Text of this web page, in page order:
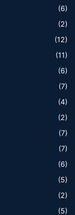
(6)
(2)
(12)
(11)
(6)
(7)
(4)
(2)
(7)
(7)
(6)
(5)
(2)
(5)